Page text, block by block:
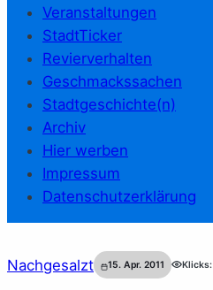
Veranstaltungen
StadtTicker
Revierverhalten
Geschmackssachen
Stadtgeschichte(n)
Archiv
Hier werben
Impressum
Datenschutzerklärung
Nachgesalzt 15. Apr. 2011 Klicks: